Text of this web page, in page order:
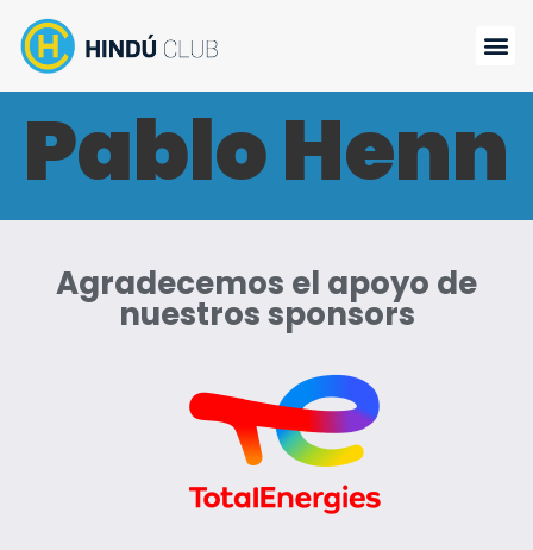
Pablo Henn
Agradecemos el apoyo de
nuestros sponsors